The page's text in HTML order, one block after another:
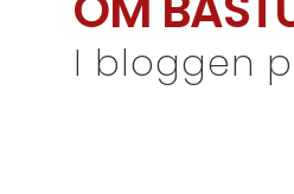
I bloggen